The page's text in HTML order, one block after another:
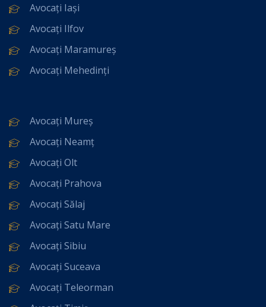
Avocați Iași
Avocați Ilfov
Avocați Maramureș
Avocați Mehedinți
Avocați Mureș
Avocați Neamț
Avocați Olt
Avocați Prahova
Avocați Sălaj
Avocați Satu Mare
Avocați Sibiu
Avocați Suceava
Avocați Teleorman